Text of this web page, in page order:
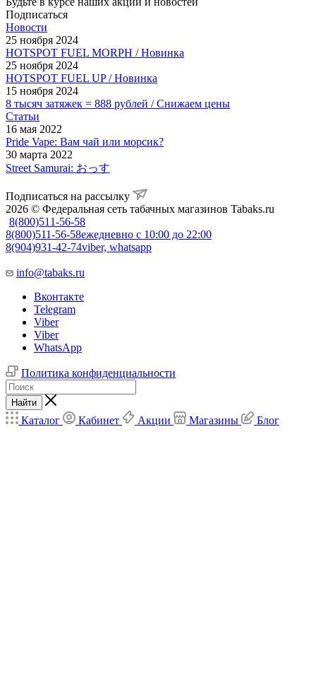
Подписаться
Новости
25 ноября 2024
HOTSPOT FUEL MORPH / Новинка
25 ноября 2024
HOTSPOT FUEL UP / Новинка
15 ноября 2024
8 тысяч затяжек = 888 рублей / Снижаем цены
Статьи
16 мая 2022
Pride Vape: Вам чай или морсик?
30 марта 2022
Street Samurai: おっす
Подписаться на рассылку
2026 © Федеральная сеть табачных магазинов Tabaks.ru
8(800)511-56-58
8(800)511-56-58ежедневно с 10:00 до 22:00
8(904)931-42-74viber, whatsapp
info@tabaks.ru
Вконтакте
Telegram
Viber
Viber
WhatsApp
Политика конфиденциальности
Найти
Каталог Кабинет Акции Магазины Блог